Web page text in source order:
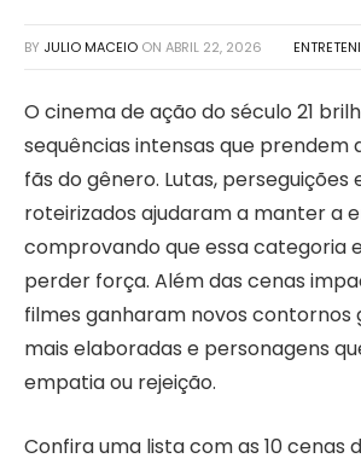
BY JULIO MACEIO ON ABRIL 22, 2026
O cinema de ação do século 21
sequências intensas que prendem
fãs do gênero. Lutas, perseguições
roteirizados ajudaram a manter a
comprovando que essa categoria
perder força. Além das cenas
filmes ganharam novos contornos
mais elaboradas e personagens
empatia ou rejeição.
Confira uma lista com as 10 cenas